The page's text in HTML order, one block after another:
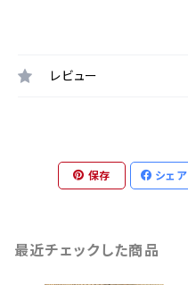
レビュー
保存 シェア
最近チェックした商品